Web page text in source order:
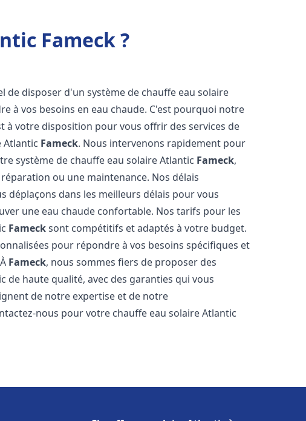
Fameck ?
de disposer d'un système de chauffe eau solaire
à vos besoins en eau chaude. C'est pourquoi notre
à votre disposition pour vous offrir des services de
Atlantic Fameck. Nous intervenons rapidement pour
système de chauffe eau solaire Atlantic Fameck,
ou une maintenance. Nos délais
déplaçons dans les meilleurs délais pour vous
une eau chaude confortable. Nos tarifs pour les
Famecksont compétitifs et adaptés à votre budget.
pour répondre à vos besoins spécifiques et
Fameck, nous sommes fiers de proposer des
de haute qualité, avec des garanties qui vous
de notre expertise et de notre
nous pour votre chauffe eau solaire Atlantic